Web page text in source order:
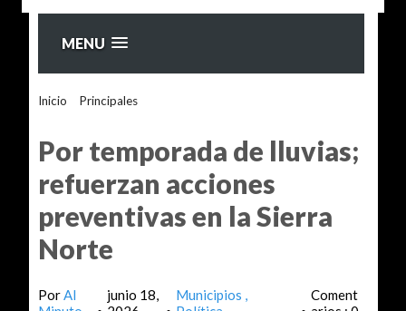
MENU
Inicio Principales>
Por temporada de lluvias;
refuerzan acciones
preventivas en la Sierra
Norte
PorAl
junio 18,
Municipios
Coment